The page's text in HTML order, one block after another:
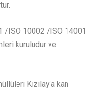
/ISO 10002 /ISO 14001
kuruludur ve
Kızılay’a kan